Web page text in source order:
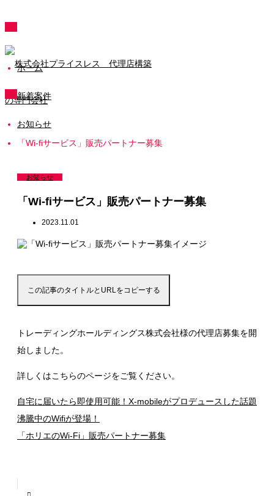
ホーム
新着案件
お知らせ
「Wi-fiサービス」販売パートナー募集
お知らせ
「Wi-fiサービス」販売パートナー募集
2023.11.01
この記事のタイトルとURLをコピーする
トレーディングホールディングス株式会社様の代理店募集を開
始しました。
詳しくはこちらのページをご覧ください。
自宅に届いたら即使用可能！X-mobileがプロデュースした話題
沸騰中のWifiが登場！
「ホリエのWi-Fi」販売パートナー募集